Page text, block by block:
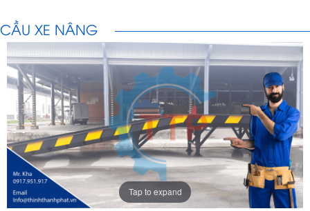
CẦU XE NÂNG
Tap to expand